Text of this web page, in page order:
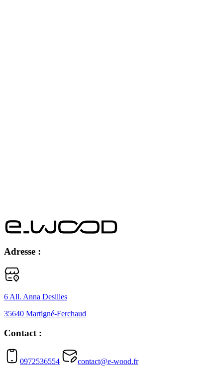
Adresse :
6 All. Anna Desilles
35640 Martigné-Ferchaud
Contact :
0972536554
contact@e-wood.fr